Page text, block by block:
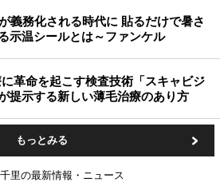
義務化される時代に 貼るだけで暑さ
示温シールとは～ファンケル
革命を起こす検査技術「スキャビジ
提示する新しい薄毛治療のあり方
もっとみる
里の最新情報・ニュース